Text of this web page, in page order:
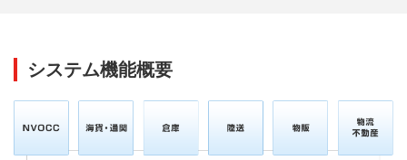
システム機能概要